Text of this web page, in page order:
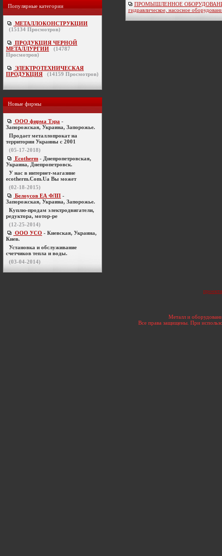
Популярные категории
МЕТАЛЛОКОНСТРУКЦИИ
(15134 Просмотров)
ПРОДУКЦИЯ ЧЕРНОЙ
МЕТАЛЛУРГИИ
(14787
Просмотров)
ЭЛЕКТРОТЕХНИЧЕСКАЯ
ПРОДУКЦИЯ
(14159 Просмотров)
Новые фирмы
ООО фирма Тэра -
Запорожская, Украина, Запорожье.
Продает металлопрокат на
территории Украины с 2001
(05-17-2018)
Ecotherm - Днепропетровская,
Украина, Днепропетровск.
У нас в интернет-магазине
ecotherm.Com.Ua Вы может
(02-18-2015)
Белоусов ЕА ФЛП -
Запорожская, Украина, Запорожье.
Куплю-продам электродвигатели,
редуктора, мотор-ре
(12-25-2014)
ООО УСО - Киевская, Украина,
Киев.
Установка и обслуживание
счетчиков тепла и воды.
(03-04-2014)
ПРОМЫШЛЕННОЕ
гидравлическое, насосное
Металл и
Все права защищены. При